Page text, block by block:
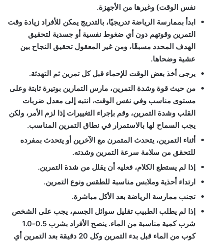
نفس الوقت) وغيرها من الأجهزة.
ابدأ بممارسة الرياضة تدريجيًا، بالتدريج يمكن للأفراد زيادة وقت
التمرين وقوتهم دون أي ضغوط نفسية أو جسدية لتحقيق
الهدف المحدد مسبقًا، ومن غير المعقول تحقيق النجاح بين
عشية وضحاها.
يرجى أخذ بعض الوقت للإحماء قبل كل تمرين ثم التهدئة.
من حيث قوة وشدة التمرين، مارس التمارين بوتيرة ثابتة وعلى
مستوى مناسب وفي نفس الوقت، انتبه إلى معدل ضربات
القلب وشدة التمرين، وقم بإجراء التغييرات إذا لزم الأمر، ولكن
يجب السماح لها بالاستمرار في نطاق التمرين المناسب.
أثناء التمرين، يتحدث المتمرن مع الآخرين أو يتحدث بمفرده
للتحقق من سلامة سرعة التمرين وشدته.
إذا لم يستطع الكلام، فعليه أن يقلل من شدة التمرين.
ارتداء أحذية وملابس مناسبة للطقس ونوع التمرين.
تجنب ممارسة الرياضة بعد الأكل مباشرة.
إذا لم يطلب الطبيب تقليل سوائل الجسم، يجب على الشخص
شرب كمية مناسبة من الماء. ينصح الأفراد بشرب 0.5-1.0
كوب من الماء قبل بدء التمرين وكل 20 دقيقة بعد التمرين أي